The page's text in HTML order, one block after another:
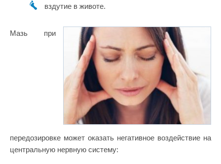
вздутие в животе.
Мазь при
передозировке может оказать негативное воздействие на
центральную нервную систему: